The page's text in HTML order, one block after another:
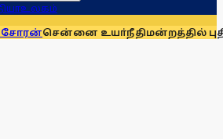
உலகம்
உயா்நீதிமன்றத்தில் புதிதாக 15